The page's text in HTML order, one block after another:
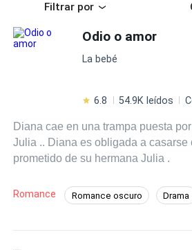
Filtrar por
Odio o amor
La bebé
6.8 54.9K leídos
Diana cae en una trampa puesta
Julia .. Diana es obligada a casarse
prometido de su hermana Julia .
Romance Romance oscuro Drama